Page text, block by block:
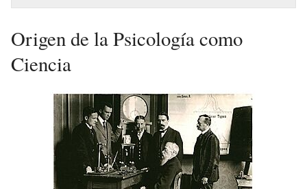
Origen de la Psicología como
Ciencia